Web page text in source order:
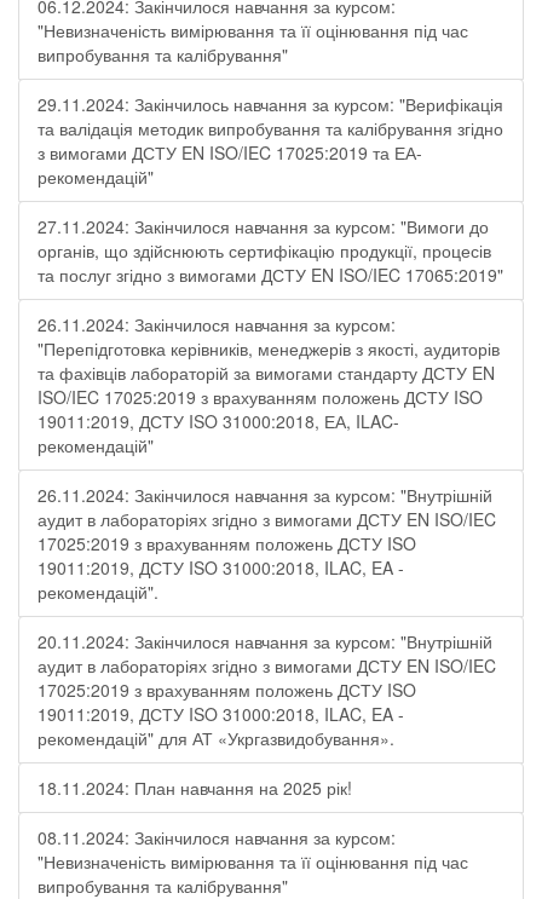
06.12.2024: Закінчилося навчання за курсом:
"Невизначеність вимірювання та її оцінювання під час
випробування та калібрування"
29.11.2024: Закінчилось навчання за курсом: "Верифікація
та валідація методик випробування та калібрування згідно
з вимогами ДСТУ EN ISO/IEC 17025:2019 та ЕА-
рекомендацій"
27.11.2024: Закінчилося навчання за курсом: "Вимоги до
органів, що здійснюють сертифікацію продукції, процесів
та послуг згідно з вимогами ДСТУ EN ISO/IEC 17065:2019"
26.11.2024: Закінчилося навчання за курсом:
"Перепідготовка керівників, менеджерів з якості, аудиторів
та фахівців лабораторій за вимогами стандарту ДСТУ EN
ISO/IEC 17025:2019 з врахуванням положень ДСТУ ISO
19011:2019, ДСТУ ISO 31000:2018, ЕА, ILAC-
рекомендацій"
26.11.2024: Закінчилося навчання за курсом: "Внутрішній
аудит в лабораторіях згідно з вимогами ДСТУ EN ISO/IEC
17025:2019 з врахуванням положень ДСТУ ISO
19011:2019, ДСТУ ISO 31000:2018, ILAC, EA -
рекомендацій".
20.11.2024: Закінчилося навчання за курсом: "Внутрішній
аудит в лабораторіях згідно з вимогами ДСТУ EN ISO/IEC
17025:2019 з врахуванням положень ДСТУ ISO
19011:2019, ДСТУ ISO 31000:2018, ILAC, EA -
рекомендацій" для АТ «Укргазвидобування».
18.11.2024: План навчання на 2025 рік!
08.11.2024: Закінчилося навчання за курсом:
"Невизначеність вимірювання та її оцінювання під час
випробування та калібрування"